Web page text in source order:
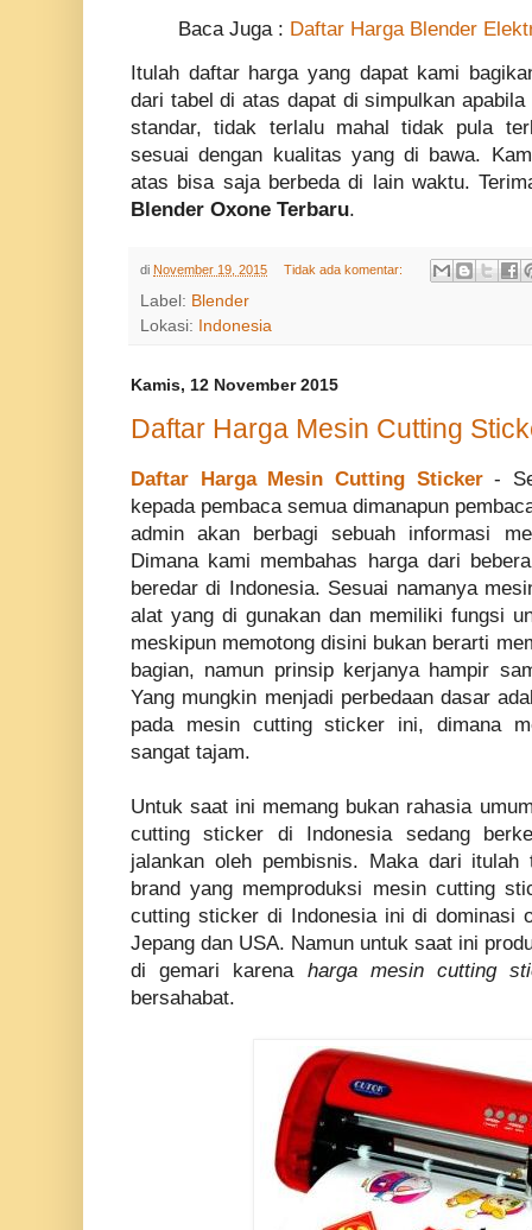
Baca Juga : Daftar Harga Blender
Itulah daftar harga yang dapat kami
dari tabel di atas dapat di simpulkan
standar, tidak terlalu mahal tidak pula
sesuai dengan kualitas yang di bawa.
atas bisa saja berbeda di lain waktu.
Blender Oxone Terbaru.
di November 19, 2015 Tidak ada komentar:
Label: Blender
Lokasi:
Indonesia
Kamis, 12 November 2015
Daftar Harga Mesin Cutting
Daftar Harga Mesin Cutting Sticker-
kepada pembaca semua dimanapun
admin akan berbagi sebuah informasi
Dimana kami membahas harga dari
beredar di Indonesia. Sesuai namanya
alat yang di gunakan dan memiliki fungsi
meskipun memotong disini bukan berarti
bagian, namun prinsip kerjanya hampir
Yang mungkin menjadi perbedaan dasar
pada mesin cutting sticker ini, dimana
sangat tajam.
Untuk saat ini memang bukan rahasia
cutting sticker di Indonesia sedang
jalankan oleh pembisnis. Maka dari
brand yang memproduksi mesin cutting
cutting sticker di Indonesia ini di dominasi
Jepang dan USA. Namun untuk saat ini
di gemari karena harga mesin cutting
bersahabat.